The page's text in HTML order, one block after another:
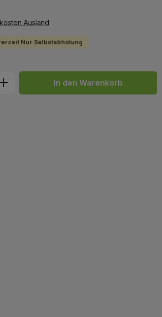
Ausland
Nur Selbstabholung
den gewünschten Wert
In den Warenkorb